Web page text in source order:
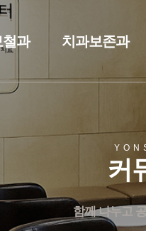
과 치과보존과
커
함께 나누고